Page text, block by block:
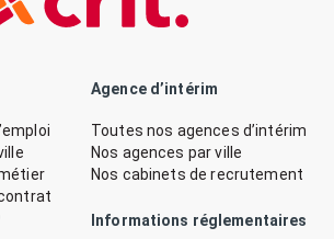
Agence d’intérim
Toutes nos agences d’intérim
Nos agences par ville
Nos cabinets de recrutement
Informations réglementaires